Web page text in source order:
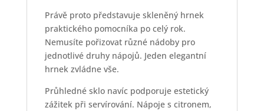
Právě proto představuje skleněný hrnek
praktického pomocníka po celý rok.
Nemusíte pořizovat různé nádoby pro
jednotlivé druhy nápojů. Jeden elegantní
hrnek zvládne vše.
Průhledné sklo navíc podporuje estetický
zážitek při servírování. Nápoje s citronem,